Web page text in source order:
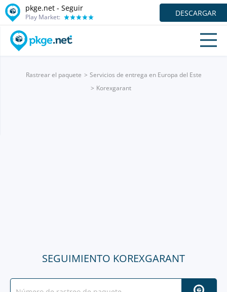
pkge.net - Seguir
Play Market: DESCARGAR
Rastrear el paquete
Servicios de entrega en Europa del Este
Korexgarant
SEGUIMIENTO KOREXGARANT